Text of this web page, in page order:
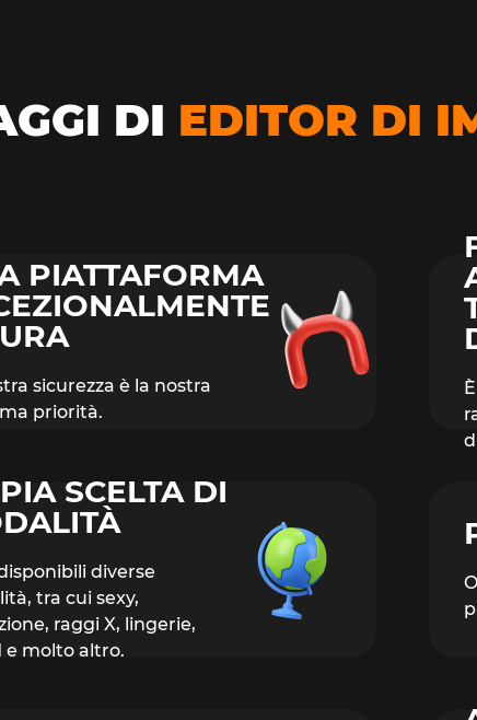
DI EDITOR DI
PIATTAFORMA
sicurezza è la nostra
priorità.
SCELTA DI
diverse
tra cui sexy,
raggi X, lingerie,
e molto altro.